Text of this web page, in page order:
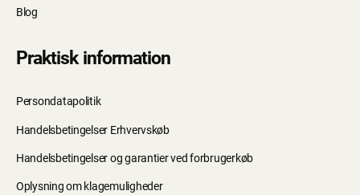
Blog
Praktisk information
Persondatapolitik
Handelsbetingelser Erhvervskøb
Handelsbetingelser og garantier ved forbrugerkøb
Oplysning om klagemuligheder